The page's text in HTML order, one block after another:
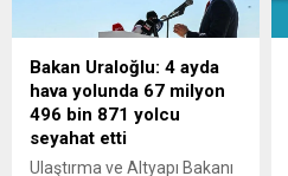
hizmetleri sunulmaya
başlandı.
Bakan Uraloğlu: 4 ayda
hava yolunda 67 milyon
496 bin 871 yolcu
seyahat etti
Ulaştırma ve Altyapı Bakanı